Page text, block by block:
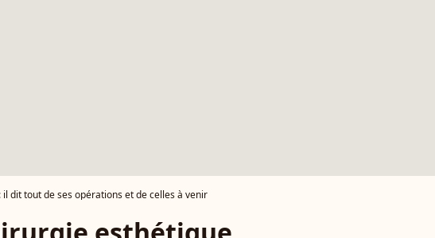
dit tout de ses opérations et de celles à venir